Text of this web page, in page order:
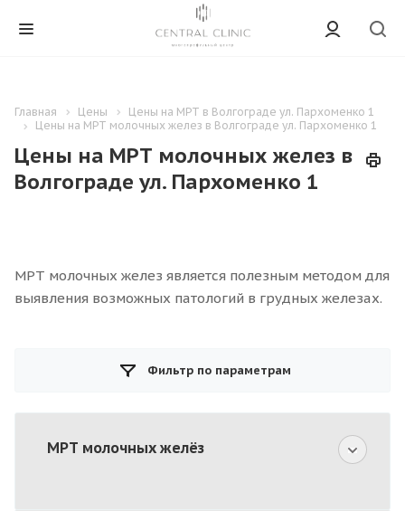
Главная Цены
Цены на МРТ в Волгограде ул. Пархоменко 1
Цены на МРТ молочных желез в Волгограде ул. Пархоменко 1
Цены на МРТ молочных желез в
Волгограде ул. Пархоменко 1
МРТ молочных желез является полезным методом для
выявления возможных патологий в грудных железах.
Фильтр по параметрам
МРТ молочных желёз